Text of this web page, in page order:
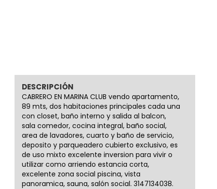
DESCRIPCIÓN
CABRERO EN MARINA CLUB vendo apartamento,
89 mts, dos habitaciones principales cada una
con closet, baño interno y salida al balcon,
sala comedor, cocina integral, baño social,
area de lavadores, cuarto y baño de servicio,
deposito y parqueadero cubierto exclusivo, es
de uso mixto excelente inversion para vivir o
utilizar como arriendo estancia corta,
excelente zona social piscina, vista
panoramica, sauna, salón social. 3147134038.